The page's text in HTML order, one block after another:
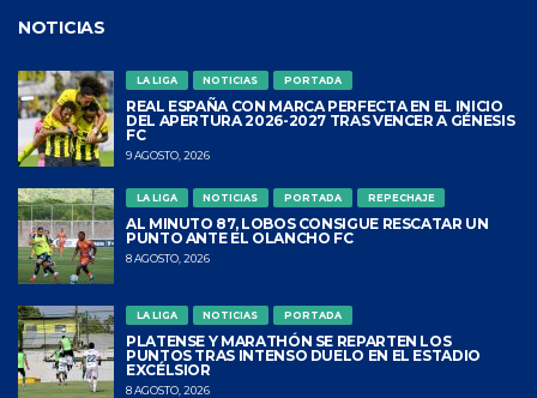
NOTICIAS
LA LIGA NOTICIAS PORTADA
REAL ESPAÑA CON MARCA PERFECTA EN EL INICIO
DEL APERTURA 2026-2027 TRAS VENCER A GÉNESIS
FC
9 AGOSTO, 2026
LA LIGA NOTICIAS PORTADA REPECHAJE
AL MINUTO 87, LOBOS CONSIGUE RESCATAR UN
PUNTO ANTE EL OLANCHO FC
8 AGOSTO, 2026
LA LIGA NOTICIAS PORTADA
PLATENSE Y MARATHÓN SE REPARTEN LOS
PUNTOS TRAS INTENSO DUELO EN EL ESTADIO
EXCÉLSIOR
8 AGOSTO, 2026